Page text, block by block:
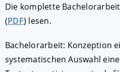
Die komplette
(PDF) lesen.
Bachelorarbeit: Konzeption
systematischen Auswahl